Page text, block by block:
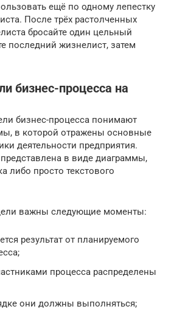
ещё по одному лепестку
После трёх растолченных
бросайте один цельный
последний жизнелист, затем
бизнес-процесса на
бизнес-процесса понимают
в которой отражены основные
деятельности предприятия.
в виде диаграммы,
либо просто текстового
важны следующие моменты:
результат от планируемого
процесса распределены
они должны выполняться;